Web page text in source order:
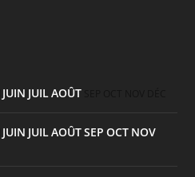
JUIN JUILAOÛT
JUIN JUILAOÛTSEP OCT NOV